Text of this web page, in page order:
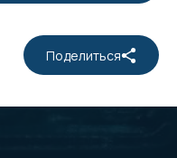
Поделиться